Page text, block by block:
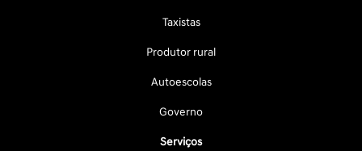
Taxistas
Produtor rural
Autoescolas
Governo
Serviços